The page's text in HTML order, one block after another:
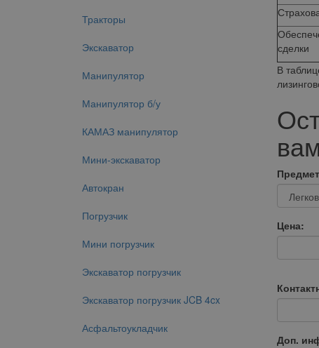
Тракторы
Экскаватор
Манипулятор
Манипулятор б/у
КАМАЗ манипулятор
Мини-экскаватор
Автокран
Погрузчик
Мини погрузчик
Экскаватор погрузчик
Экскаватор погрузчик JCB 4cx
Асфальтоукладчик
сделки
В
Цена:
Доп.